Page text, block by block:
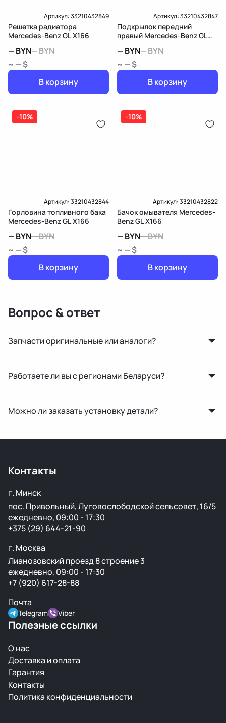
Артикул:33210432849
Решетка радиатора
Mercedes-Benz GL X166
—BYN—BYN
~ — $
В корзину
Артикул:33210432847
Подкрылок передний
правый Mercedes-Benz GL
—BYN—BYN
~ — $
В корзину
-10%
Артикул:33210432844
Горловина топливного бака
Mercedes-Benz GL X166
—BYN—BYN
~ — $
В корзину
-10%
Артикул:33210432822
Бачок омывателя Mercedes-
Benz GL X166
—BYN—BYN
~ — $
В корзину
Вопрос & ответ
Запчасти оригинальные или аналоги?
копиями — все детали снимаются с автомобилей с
минимальным пробегом.
Работаете ли вы с регионами Беларуси?
Беларусь удобными транспортными службами.
Можно ли заказать установку детали?
Контакты
г. Минск
пос. Привольный, Луговослободской сельсовет, 16/5
ежедневно, 09:00 - 17:30
+375 (29) 644-21-90
г. Москва
Лианозовский проезд 8 строение 3
ежедневно, 09:00 - 17:30
+7 (920) 617-28-88
Почта
Telegram Viber
Полезные ссылки
О нас
Доставка и оплата
Гарантия
Контакты
Политика конфиденциальности